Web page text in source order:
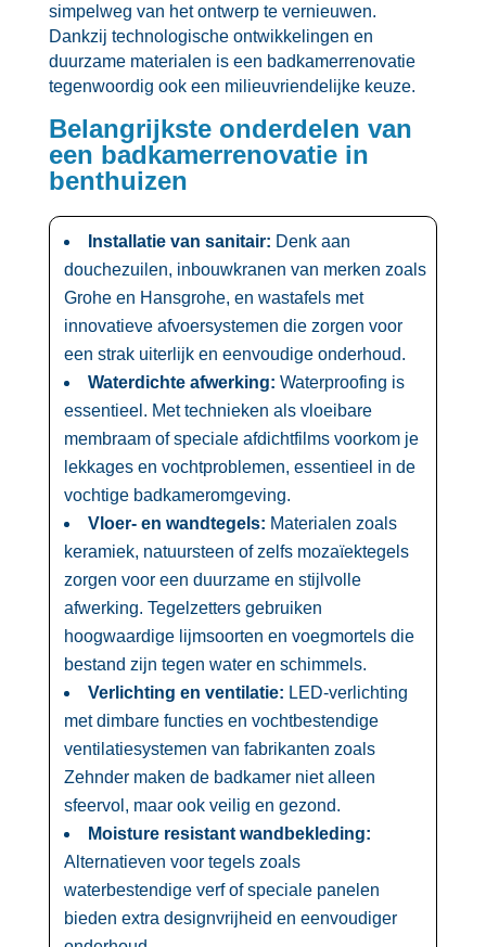
simpelweg van het ontwerp te vernieuwen.​
Dankzij technologische ontwikkelingen en
duurzame materialen is een badkamerrenovatie
tegenwoordig ook een milieuvriendelijke keuze.​
Belangrijkste onderdelen van
een badkamerrenovatie in
benthuizen
Installatie van sanitair: Denk aan
douchezuilen, inbouwkranen van merken zoals
Grohe en Hansgrohe, en wastafels met
innovatieve afvoersystemen die zorgen voor
een strak uiterlijk en eenvoudige onderhoud.​
Waterdichte afwerking: Waterproofing is
essentieel.​ Met technieken als vloeibare
membraam of speciale afdichtfilms voorkom je
lekkages en vochtproblemen, essentieel in de
vochtige badkameromgeving.​
Vloer- en wandtegels: Materialen zoals
keramiek, natuursteen of zelfs mozaïektegels
zorgen voor een duurzame en stijlvolle
afwerking.​ Tegelzetters gebruiken
hoogwaardige lijmsoorten en voegmortels die
bestand zijn tegen water en schimmels.​
Verlichting en ventilatie: LED-verlichting
met dimbare functies en vochtbestendige
ventilatiesystemen van fabrikanten zoals
Zehnder maken de badkamer niet alleen
sfeervol, maar ook veilig en gezond.​
Moisture resistant wandbekleding:
Alternatieven voor tegels zoals
waterbestendige verf of speciale panelen
bieden extra designvrijheid en eenvoudiger